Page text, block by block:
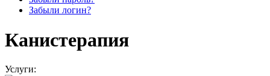
Забыли логин?
Канистерапия
Услуги: